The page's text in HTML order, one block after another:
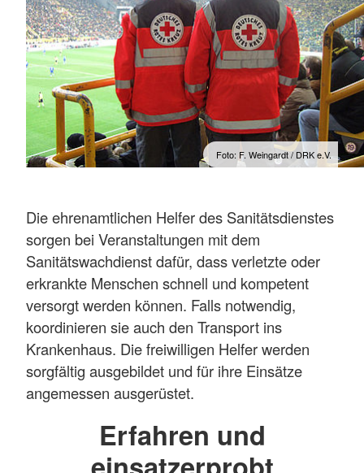
Foto: F. Weingardt / DRK e.V.
Die ehrenamtlichen Helfer des Sanitätsdienstes
sorgen bei Veranstaltungen mit dem
Sanitätswachdienst dafür, dass verletzte oder
erkrankte Menschen schnell und kompetent
versorgt werden können. Falls notwendig,
koordinieren sie auch den Transport ins
Krankenhaus. Die freiwilligen Helfer werden
sorgfältig ausgebildet und für ihre Einsätze
angemessen ausgerüstet.
Erfahren und